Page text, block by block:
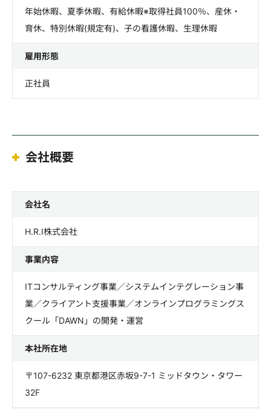
年始休暇、夏季休暇、有給休暇※取得社員100％、産休・
育休、特別休暇(規定有)、子の看護休暇、生理休暇
雇用形態
正社員
会社概要
会社名
H.R.I株式会社
事業内容
ITコンサルティング事業／システムインテグレーション事
業／クライアント支援事業／オンラインプログラミングス
クール「DAWN」の開発・運営
本社所在地
〒107-6232 東京都港区赤坂9-7-1 ミッドタウン・タワー
32F